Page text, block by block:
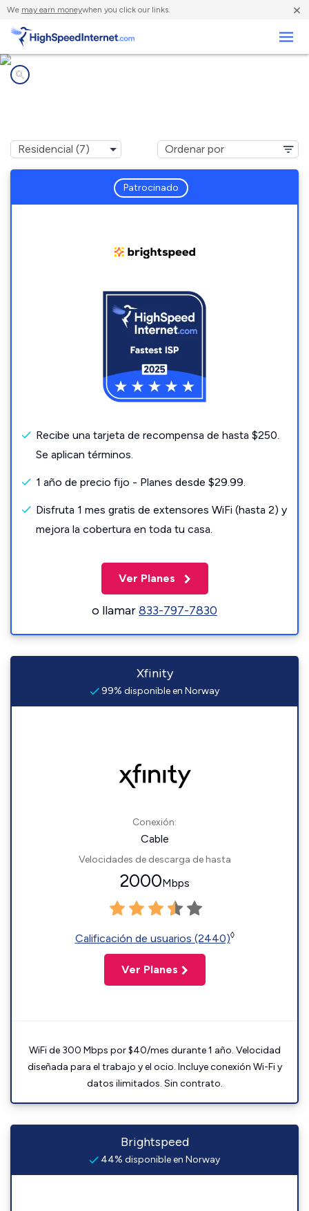
We may earn moneywhen you click our links. ×
Patrocinado
Recibe una tarjeta de recompensa de hasta $250.
Se aplican términos.
1 año de precio fijo - Planes desde $29.99.
Disfruta 1 mes gratis de extensores WiFi (hasta 2) y
mejora la cobertura en toda tu casa.
Ver Planes
o llamar833-797-7830
Xfinity
99% disponible en Norway
Conexión:
Cable
Velocidades de descarga de hasta
2000Mbps
Calificación de usuarios (2440)◊
Ver Planes
WiFi de 300 Mbps por $40/mes durante 1 año. Velocidad
diseñada para el trabajo y el ocio. Incluye conexión Wi-Fi y
datos ilimitados. Sin contrato.
Brightspeed
44% disponible en Norway